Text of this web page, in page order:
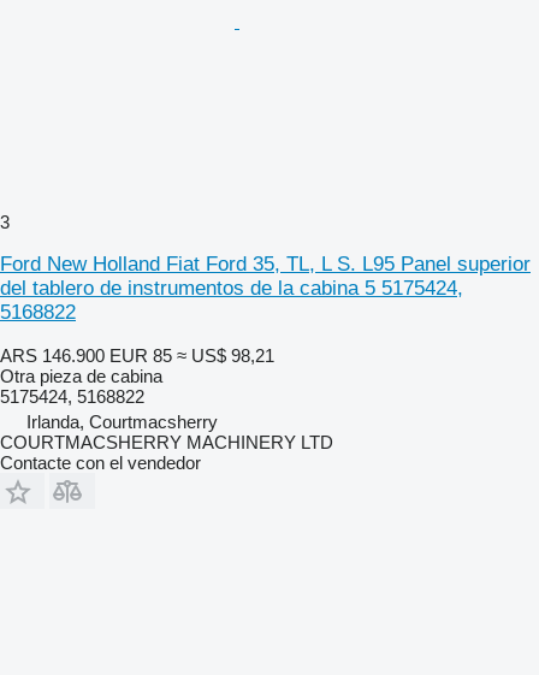
3
Ford New Holland Fiat Ford 35, TL, L S. L95 Panel superior
del tablero de instrumentos de la cabina 5 5175424,
5168822
ARS 146.900 EUR 85 ≈ US$ 98,21
Otra pieza de cabina
5175424, 5168822
Irlanda, Courtmacsherry
COURTMACSHERRY MACHINERY LTD
Contacte con el vendedor